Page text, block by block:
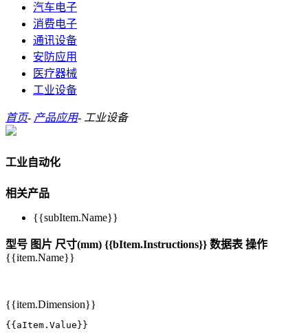
汽车电子
消费电子
通讯设备
安防应用
医疗器械
工业设备
首页- 产品应用- 工业设备
工业自动化
相关产品
{{subItem.Name}}
型号 图片 尺寸(mm) {{bItem.Instructions}} 数据表 操作
{{item.Name}}
{{item.Dimension}}
{{aItem.Value}}